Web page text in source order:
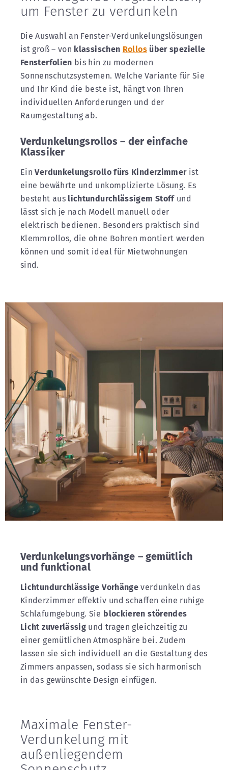
um Fenster zu verdunkeln
Die Auswahl an Fenster-Verdunkelungslösungen
ist groß – von klassischen Rollos über spezielle
Fensterfolien bis hin zu modernen
Sonnenschutzsystemen. Welche Variante für Sie
und Ihr Kind die beste ist, hängt von Ihren
individuellen Anforderungen und der
Raumgestaltung ab.
Verdunkelungsrollos – der einfache
Klassiker
EinVerdunkelungsrollo fürs Kinderzimmerist
eine bewährte und unkomplizierte Lösung. Es
besteht aus lichtundurchlässigem Stoffund
lässt sich je nach Modell manuell oder
elektrisch bedienen. Besonders praktisch sind
Klemmrollos, die ohne Bohren montiert werden
können und somit ideal für Mietwohnungen
sind.
Verdunkelungsvorhänge – gemütlich
und funktional
Lichtundurchlässige Vorhänge verdunkeln das
Kinderzimmer effektiv und schaffen eine ruhige
Schlafumgebung. Sie blockieren störendes
Licht zuverlässig und tragen gleichzeitig zu
einer gemütlichen Atmosphäre bei. Zudem
lassen sie sich individuell an die Gestaltung des
Zimmers anpassen, sodass sie sich harmonisch
in das gewünschte Design einfügen.
Maximale Fenster-
Verdunkelung mit
außenliegendem